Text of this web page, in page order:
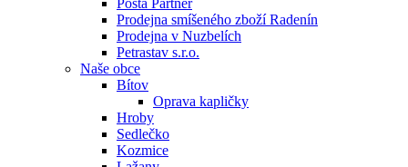
Pošta Partner
Prodejna smíšeného zboží Radenín
Prodejna v Nuzbelích
Petrastav s.r.o.
Naše obce
Bítov
Oprava kapličky
Hroby
Sedlečko
Kozmice